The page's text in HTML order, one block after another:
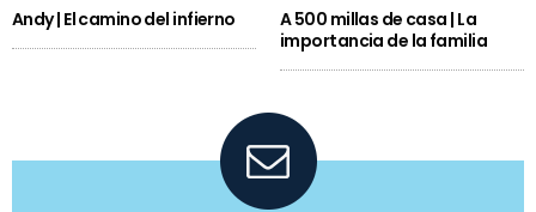
Andy | El camino del infierno
A 500 millas de casa | La
importancia de la familia